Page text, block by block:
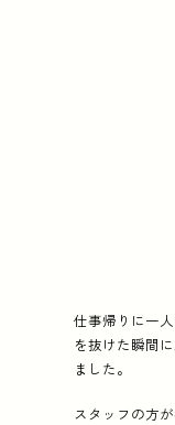
仕事帰りに一
を抜けた瞬間
ました。
スタッフの方